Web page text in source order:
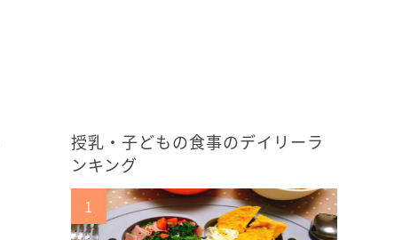
授乳・子どもの食事のデイリーラ
ンキング